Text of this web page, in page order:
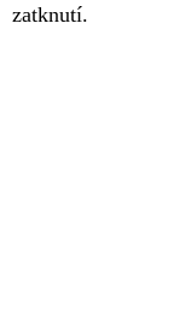
zatknutí.